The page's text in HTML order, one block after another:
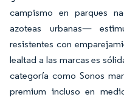
campismo en parques
azoteas urbanas—
resistentes con
lealtad a las marcas es
categoría como Sonos
premium incluso en